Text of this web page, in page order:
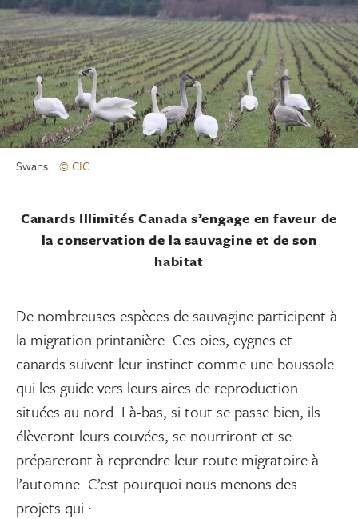
Swans © CIC
Canards Illimités Canada s’engage en faveur de
la conservation de la sauvagine et de son
habitat
De nombreuses espèces de sauvagine participent à
la migration printanière. Ces oies, cygnes et
canards suivent leur instinct comme une boussole
qui les guide vers leurs aires de reproduction
situées au nord. Là-bas, si tout se passe bien, ils
élèveront leurs couvées, se nourriront et se
prépareront à reprendre leur route migratoire à
l’automne. C’est pourquoi nous menons des
projets qui :